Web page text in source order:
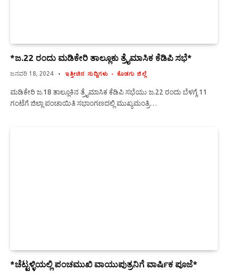
*ಜ.22 ರಂದು ಮಡಿಕೇರಿ ತಾಲ್ಲೂಕು ತ್ರೈಮಾಸಿಕ ಕೆಡಿಪಿ ಸಭೆ*
ಜನವರಿ 18, 2024 ಇತ್ತೀಚಿನ ಸುದ್ದಿಗಳು ಕೊಡಗು ಜಿಲ್ಲೆ
ಮಡಿಕೇರಿ ಜ.18 ತಾಲ್ಲೂಕಿನ ತ್ರೈಮಾಸಿಕ ಕೆಡಿಪಿ ಸಭೆಯು ಜ.22 ರಂದು ಬೆಳಗ್ಗೆ 11
ಗಂಟೆಗೆ ಜಿಲ್ಲಾ ಪಂಚಾಯಿತಿ ಸಭಾಂಗಣದಲ್ಲಿ ಮುಖ್ಯಮಂತ್ರಿ…
*ಚೆಟ್ಟಳ್ಳಿಯಲ್ಲಿ ಪಂಚಮುಖಿ ವಾಯುಪುತ್ರನಿಗೆ ವಾರ್ಷಿಕ ಪೂಜೆ*